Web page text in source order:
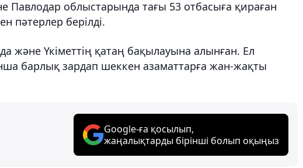
Павлодар облыстарында тағы 53 отбасыға қираған
пәтерлер берілді.
және Үкіметтің қатаң бақылауына алынған. Ел
барлық зардап шеккен азаматтарға жан-жақты
Google-ға қосылып,
жаңалықтарды бірінші болып оқыңыз